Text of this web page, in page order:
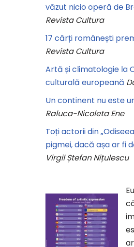
văzut nicio operă de
Revista Cultura
17 cărți românești
Revista Cultura
Artă și climatologie la
culturală europeană
Un continent nu este
Raluca-Nicoleta Ene
Toți actorii din
pigmei, dacă așa ar fi
Virgil Ștefan Nițulescu